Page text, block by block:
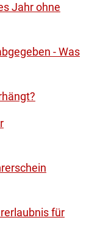
Jahr ohne
- Was
für